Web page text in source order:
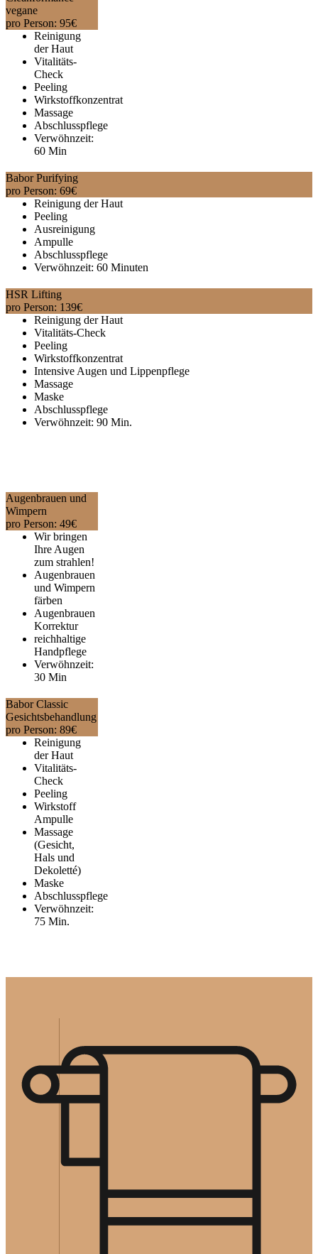
vegane
pro Person: 95€
Reinigung
der Haut
Vitalitäts-
Check
Peeling
Wirkstoffkonzentrat
Massage
Abschlusspflege
Verwöhnzeit:
60 Min
Babor Purifying
pro Person: 69€
Reinigung der Haut
Peeling
Ausreinigung
Ampulle
Abschlusspflege
Verwöhnzeit: 60 Minuten
HSR Lifting
pro Person: 139€
Reinigung der Haut
Vitalitäts-Check
Peeling
Wirkstoffkonzentrat
Intensive Augen und Lippenpflege
Massage
Maske
Abschlusspflege
Verwöhnzeit: 90 Min.
Augenbrauen und
Wimpern
pro Person: 49€
Wir bringen
Ihre Augen
zum strahlen!
Augenbrauen
und Wimpern
färben
Augenbrauen
Korrektur
reichhaltige
Handpflege
Verwöhnzeit:
30 Min
Babor Classic
Gesichtsbehandlung
pro Person: 89€
Reinigung
der Haut
Vitalitäts-
Check
Peeling
Wirkstoff
Ampulle
Massage
(Gesicht,
Hals und
Dekoletté)
Maske
Abschlusspflege
Verwöhnzeit:
75 Min.